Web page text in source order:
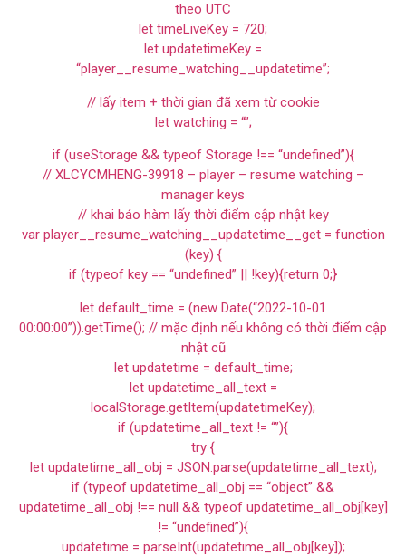
theo UTC
let timeLiveKey = 720;
let updatetimeKey =
“player__resume_watching__updatetime”;
// lấy item + thời gian đã xem từ cookie
let watching = “”;
if (useStorage && typeof Storage !== “undefined”){
// XLCYCMHENG-39918 – player – resume watching –
manager keys
// khai báo hàm lấy thời điểm cập nhật key
var player__resume_watching__updatetime__get = function
(key) {
if (typeof key == “undefined” || !key){return 0;}
let default_time = (new Date(“2022-10-01
00:00:00”)).getTime(); // mặc định nếu không có thời điểm cập
nhật cũ
let updatetime = default_time;
let updatetime_all_text =
localStorage.getItem(updatetimeKey);
if (updatetime_all_text != “”){
try {
let updatetime_all_obj = JSON.parse(updatetime_all_text);
if (typeof updatetime_all_obj == “object” &&
updatetime_all_obj !== null && typeof updatetime_all_obj[key]
!= “undefined”){
updatetime = parseInt(updatetime_all_obj[key]);